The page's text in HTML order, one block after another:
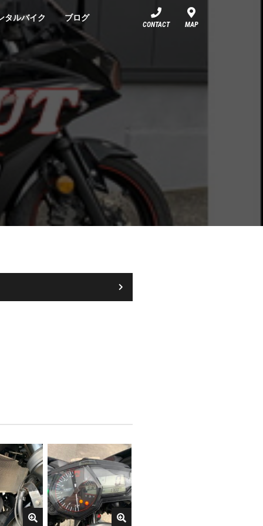
タルバイク ブログ
CONTACT MAP